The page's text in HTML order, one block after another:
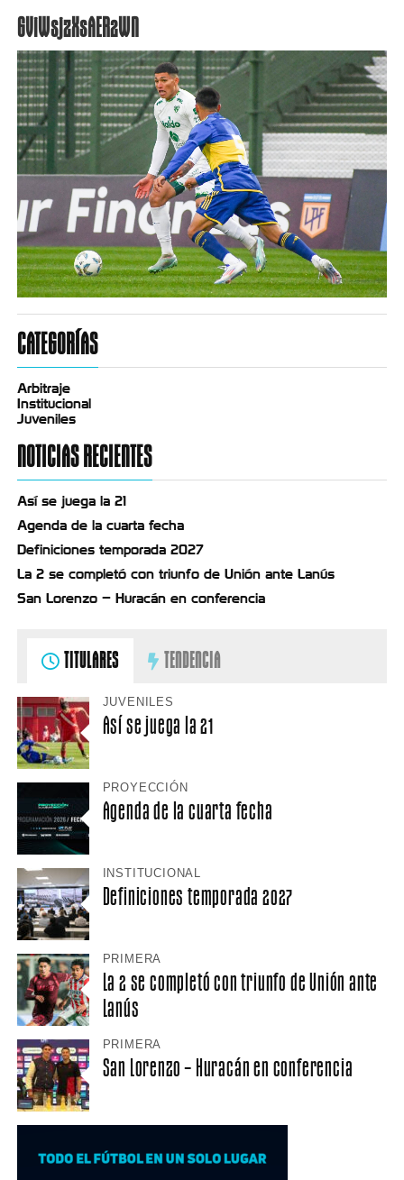
GViWsjzXsAER2WN
CATEGORÍAS
Arbitraje
Institucional
Juveniles
NOTICIAS RECIENTES
Así se juega la 21
Agenda de la cuarta fecha
Definiciones temporada 2027
La 2 se completó con triunfo de Unión ante Lanús
San Lorenzo – Huracán en conferencia
TITULARES TENDENCIA
JUVENILES
Así se juega la 21
PROYECCIÓN
Agenda de la cuarta fecha
INSTITUCIONAL
Definiciones temporada 2027
PRIMERA
La 2 se completó con triunfo de Unión ante
Lanús
PRIMERA
San Lorenzo – Huracán en conferencia